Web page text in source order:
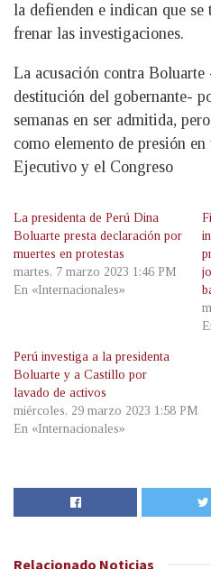
la defienden e indican que se
frenar las investigaciones.
La acusación contra
destitución del gobernante-
semanas en ser admitida,
como elemento de presión
Ejecutivo y el Congreso
La presidenta de Perú Dina
Boluarte presta declaración por
muertes en protestas
martes, 7 marzo 2023 1:46 PM
En «Internacionales»
Perú investiga a la presidenta
Boluarte y a Castillo por
lavado de activos
miércoles, 29 marzo 2023 1:58 PM
En «Internacionales»
Relacionado Noticias